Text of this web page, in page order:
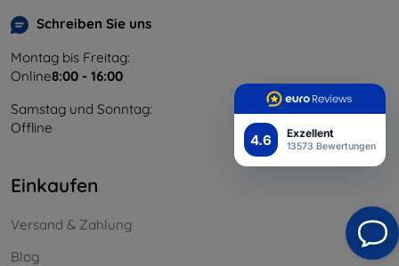
4.6 Exzellent
13573 Bewertungen
Schreiben Sie uns
Montag bis Freitag:
Online8:00 - 16:00
Samstag und Sonntag:
Offline
Einkaufen
Versand & Zahlung
Blog